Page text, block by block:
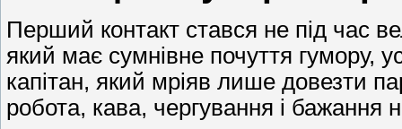
Перший контакт стався не під час
який має сумнівне почуття гумору,
капітан, який мріяв лише довезти
робота, кава, чергування і бажання